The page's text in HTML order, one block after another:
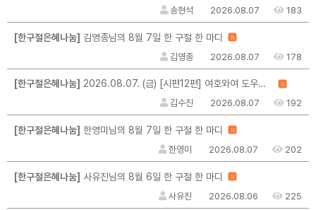
송현석 2026.08.07 183
[한구절은혜나눔] 김영종님의 8월 7일 한 구절 한 마디 N
김영종 2026.08.07 178
[한구절은혜나눔] 2026.08.07. (금) [시편12편] 여호와여 도우소서 / 그 말씀이 나를 일으키십니다 N
김수진 2026.08.07 192
[한구절은혜나눔] 한영미님의 8월 7일 한 구절 한 마디 N
한영미 2026.08.07 202
[한구절은혜나눔] 사유진님의 8월 6일 한 구절 한 마디 N
사유진 2026.08.06 225